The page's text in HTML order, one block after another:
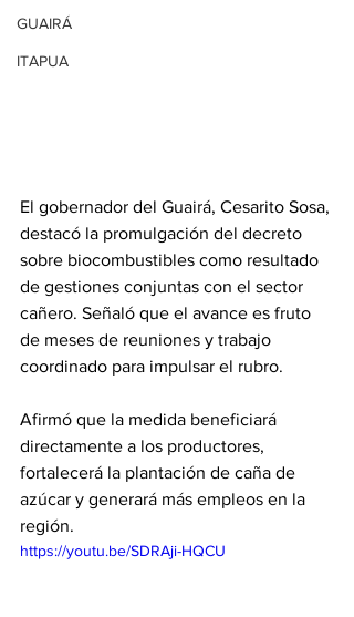
GUAIRÁ
ITAPUA
El gobernador del Guairá, Cesarito Sosa,
destacó la promulgación del decreto
sobre biocombustibles como resultado
de gestiones conjuntas con el sector
cañero. Señaló que el avance es fruto
de meses de reuniones y trabajo
coordinado para impulsar el rubro.
Afirmó que la medida beneficiará
directamente a los productores,
fortalecerá la plantación de caña de
azúcar y generará más empleos en la
región.
https://youtu.be/SDRAji-HQCU